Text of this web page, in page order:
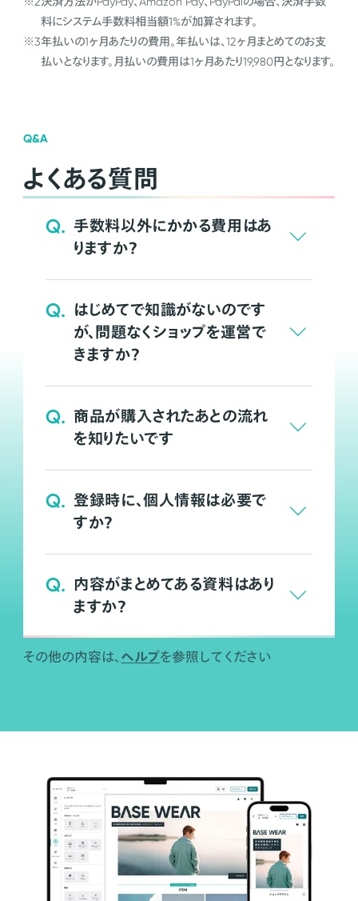
料にシステム手数料相当額1%が加算されます。
※3年払いの1ヶ月あたりの費用。年払いは、12ヶ月まとめてのお支
払いとなります。月払いの費用は1ヶ月あたり19,980円となります。
Q&A
よくある質問
Q. 手数料以外にかかる費用はあ
りますか？
Q. はじめてで知識がないのです
が、問題なくショップを運営で
きますか？
Q. 商品が購入されたあとの流れ
を知りたいです
Q. 登録時に、個人情報は必要で
すか？
Q. 内容がまとめてある資料はあり
ますか？
その他の内容は、 ヘルプを参照してください